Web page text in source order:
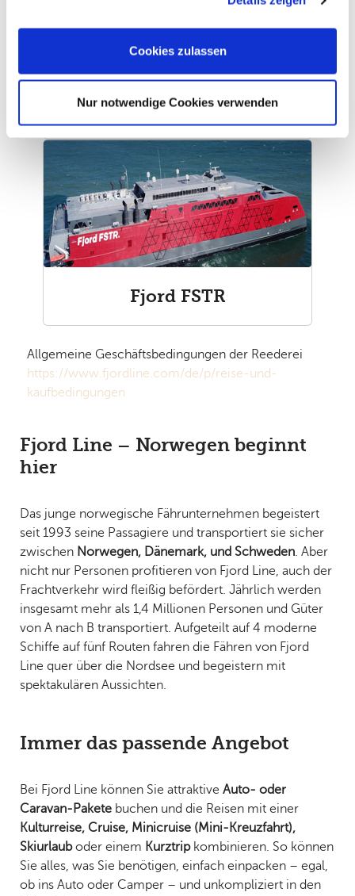
Cookies, wenn Sie unsere Webseite weiterhin nutzen.
Cookies zulassen
Nur notwendige Cookies verwenden
MS Bergensfjord
Fjord FSTR
Allgemeine Geschäftsbedingungen der Reederei
https://www.fjordline.com/de/p/reise-und-
kaufbedingungen
Fjord Line – Norwegen beginnt
hier
Das junge norwegische Fährunternehmen begeistert
seit 1993 seine Passagiere und transportiert sie sicher
zwischen Norwegen, Dänemark, und Schweden. Aber
nicht nur Personen profitieren von Fjord Line, auch der
Frachtverkehr wird fleißig befördert. Jährlich werden
insgesamt mehr als 1,4 Millionen Personen und Güter
von A nach B transportiert. Aufgeteilt auf 4 moderne
Schiffe auf fünf Routen fahren die Fähren von Fjord
Line quer über die Nordsee und begeistern mit
spektakulären Aussichten.
Immer das passende Angebot
Bei Fjord Line können Sie attraktive Auto- oder
Caravan-Paketebuchen und die Reisen mit einer
Kulturreise, Cruise, Minicruise (Mini-Kreuzfahrt),
Skiurlauboder einem Kurztripkombinieren. So können
Sie alles, was Sie benötigen, einfach einpacken – egal,
ob ins Auto oder Camper – und unkompliziert in den